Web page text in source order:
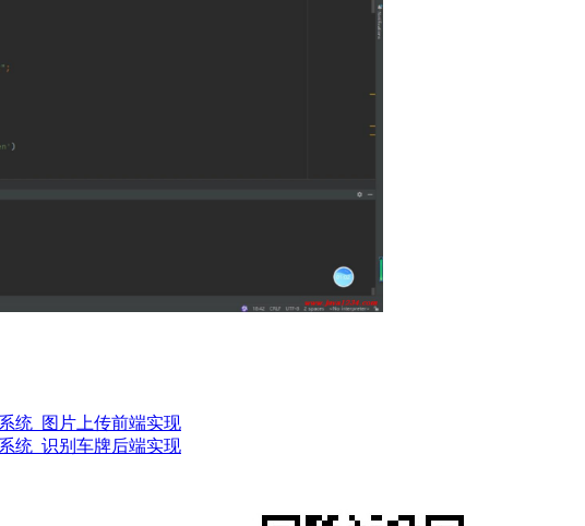
统_图片上传前端实现
统_识别车牌后端实现